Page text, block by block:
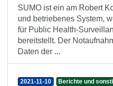
SUMO ist ein am Robert
und betriebenes System,
für Public Health-
bereitstellt. Der
Daten der ...
2021-11-10 Berichte und